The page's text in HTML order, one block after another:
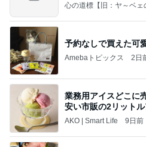
心の道標【旧：ヤ～ベェ
予約なしで買えた可
Amebaトピックス 2日
業務用アイスどこに
安い市販の2リット
トレ
AKO | Smart Life 9日前